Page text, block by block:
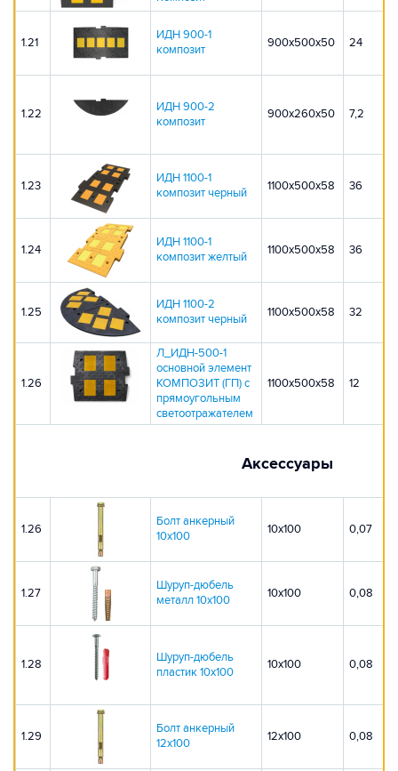
1.21
ИДН 900-1
композит
900х500х50 24
1.22
ИДН 900-2
композит
900х260х50 7,2
1.23
ИДН 1100-1
композит черный
1100х500х58 36
1.24
ИДН 1100-1
композит желтый
1100х500х58 36
1.25
ИДН 1100-2
композит черный
1100х500х58 32
1.26
Л_ИДН-500-1
основной элемент
КОМПОЗИТ (ГП) с
прямоугольным
светоотражателем
1100х500х58 12
Аксессуары
1.26
Болт анкерный
10х100
10х100 0,07
1.27
Шуруп-дюбель
металл 10х100
10х100 0,08
1.28
Шуруп-дюбель
пластик 10х100
10х100 0,08
1.29
Болт анкерный
12х100
12х100 0,08